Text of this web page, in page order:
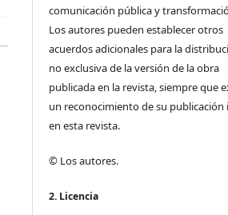
comunicación pública y
Los autores pueden establecer otros
acuerdos adicionales para la
no exclusiva de la versión de la obra
publicada en la revista, siempre que
un reconocimiento de su publicación
en esta revista.
© Los autores.
2. Licencia